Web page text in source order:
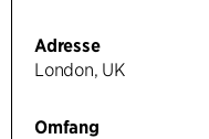
Adresse
London, UK
Omfang